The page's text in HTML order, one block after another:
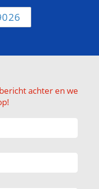
achter en we